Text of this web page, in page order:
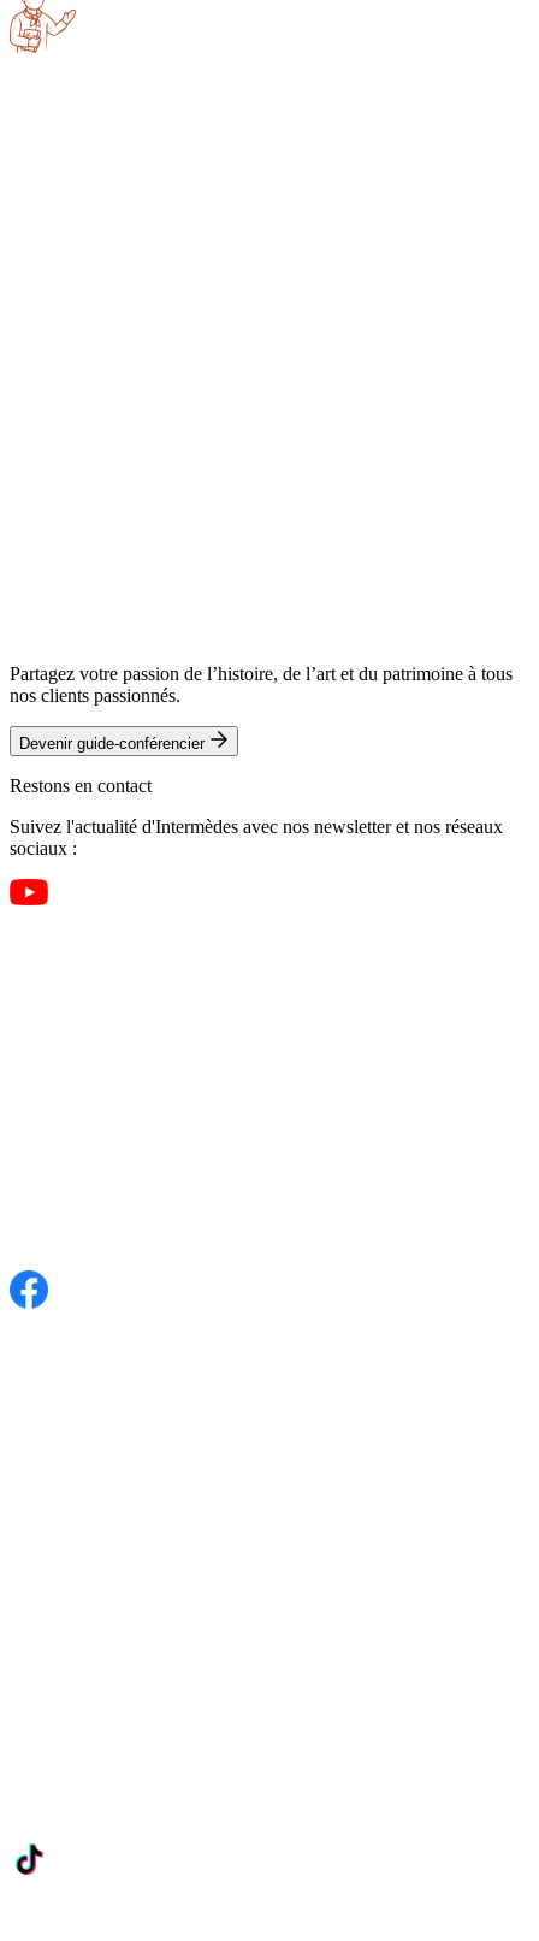
Partagez votre passion de l’histoire, de l’art et du patrimoine à tous
nos clients passionnés.
Devenir guide-conférencier
Restons en contact
Suivez l'actualité d'Intermèdes avec nos newsletter et nos réseaux
sociaux :